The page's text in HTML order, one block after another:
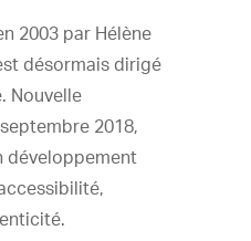
2003 par Hélène
désormais dirigé
Nouvelle
2018,
développement